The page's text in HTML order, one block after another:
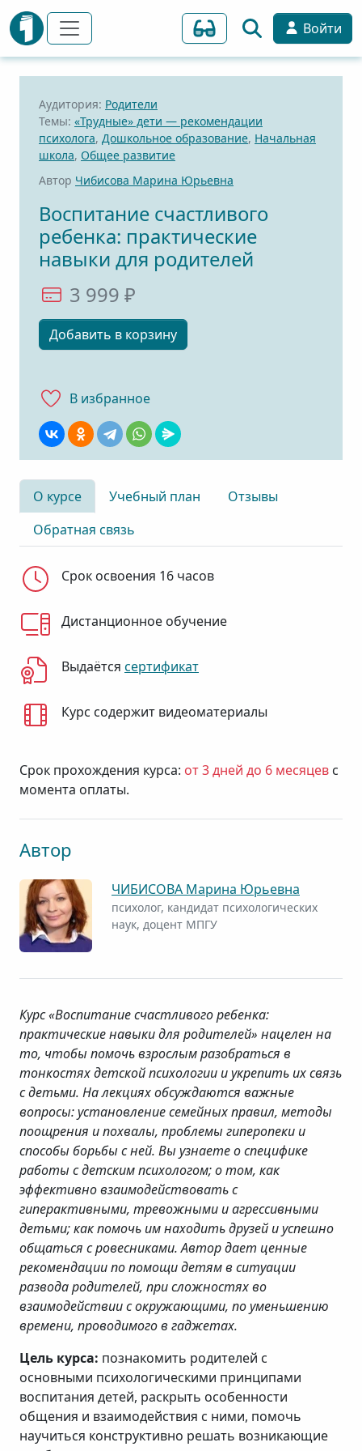
Войти
Аудитория: Родители
Темы: «Трудные» дети — рекомендации
психолога, Дошкольное образование, Начальная
школа, Общее развитие
Автор Чибисова Марина Юрьевна
Воспитание счастливого
ребенка: практические
навыки для родителей
3 999 ₽
Добавить в корзину
В избранноe
О курсе Учебный план
Отзывы
Обратная связь
Срок освоения 16 часов
Дистанционное обучение
Выдаётся сертификат
Курс содержит видеоматериалы
Срок прохождения курса: от 3 дней до 6 месяцев с
момента оплаты.
Автор
ЧИБИСОВА Марина Юрьевна
психолог, кандидат психологических
наук, доцент МПГУ
Курс «Воспитание счастливого ребенка:
практические навыки для родителей» нацелен на
то, чтобы помочь взрослым разобраться в
тонкостях детской психологии и укрепить их связь
с детьми. На лекциях обсуждаются важные
вопросы: установление семейных правил, методы
поощрения и похвалы, проблемы гиперопеки и
способы борьбы с ней. Вы узнаете о специфике
работы с детским психологом; о том, как
эффективно взаимодействовать с
гиперактивными, тревожными и агрессивными
детьми; как помочь им находить друзей и успешно
общаться с ровесниками. Автор дает ценные
рекомендации по помощи детям в ситуации
развода родителей, при сложностях во
взаимодействии с окружающими, по уменьшению
времени, проводимого в гаджетах.
Цель курса: познакомить родителей с
основными психологическими принципами
воспитания детей, раскрыть особенности
общения и взаимодействия с ними, помочь
научиться конструктивно решать возникающие